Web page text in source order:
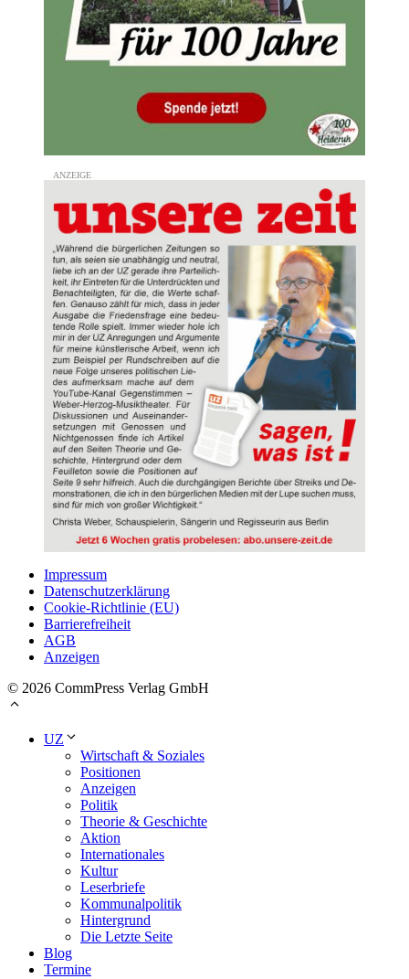
Impressum
Datenschutzerklärung
Cookie-Richtlinie (EU)
Barrierefreiheit
AGB
Anzeigen
© 2026 CommPress Verlag GmbH
UZ
Wirtschaft & Soziales
Positionen
Anzeigen
Politik
Theorie & Geschichte
Aktion
Internationales
Kultur
Leserbriefe
Kommunalpolitik
Hintergrund
Die Letzte Seite
Blog
Termine